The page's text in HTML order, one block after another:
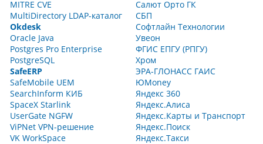
MITRE CVE
MultiDirectory LDAP-каталог
Okdesk
Oracle Java
Postgres Pro Enterprise
PostgreSQL
SafeERP
SafeMobile UEM
SearchInform КИБ
SpaceX Starlink
UserGate NGFW
ViPNet VPN-решение
VK WorkSpace
Салют Орто ГК
СБП
Софтлайн Технологии
Увеон
ФГИС ЕПГУ (РПГУ)
Хром
ЭРА-ГЛОНАСС ГАИС
ЮMoney
Яндекс 360
Яндекс.Алиса
Яндекс.Карты и Транспорт
Яндекс.Поиск
Яндекс.Такси